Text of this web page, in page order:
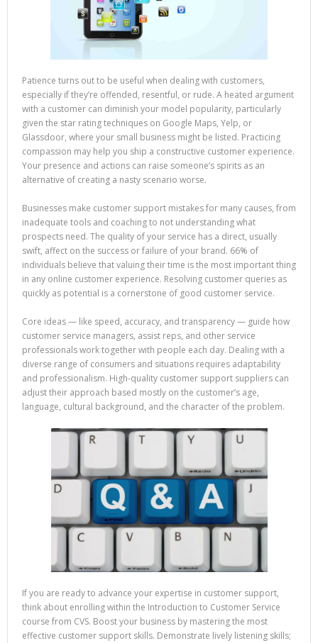
Patience turns out to be useful when dealing with customers,
especially if they’re offended, resentful, or rude. A heated argument
with a customer can diminish your model popularity, particularly
given the star rating techniques on Google Maps, Yelp, or
Glassdoor, where your small business might be listed. Practicing
compassion may help you ship a constructive customer experience.
Your presence and actions can raise someone’s spirits as an
alternative of creating a nasty scenario worse.
Businesses make customer support mistakes for many causes, from
inadequate tools and coaching to not understanding what
prospects need. The quality of your service has a direct, usually
swift, affect on the success or failure of your brand. 66% of
individuals believe that valuing their time is the most important thing
in any online customer experience. Resolving customer queries as
quickly as potential is a cornerstone of good customer service.
Core ideas — like speed, accuracy, and transparency — guide how
customer service managers, assist reps, and other service
professionals work together with people each day. Dealing with a
diverse range of consumers and situations requires adaptability
and professionalism. High-quality customer support suppliers can
adjust their approach based mostly on the customer’s age,
language, cultural background, and the character of the problem.
If you are ready to advance your expertise in customer support,
think about enrolling within the Introduction to Customer Service
course from CVS. Boost your business by mastering the most
effective customer support skills. Demonstrate lively listening skills;